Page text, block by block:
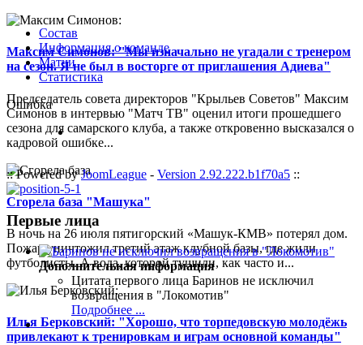
Максим Симонов: "Мы изначально не угадали с тренером
на сезон. Я не был в восторге от приглашения Адиева"
Председатель совета директоров "Крыльев Советов" Максим
Симонов в интервью "Матч ТВ" оценил итоги прошедшего
сезона для самарского клуба, а также откровенно высказался о
кадровой ошибке...
Сгорела база "Машука"
В ночь на 26 июля пятигорский «Машук-КМВ» потерял дом.
Пожар уничтожил третий этаж клубной базы, где жили
футболисты. А вода, которой тушили, как часто и...
Илья Берковский: "Хорошо, что торпедовскую молодёжь
привлекают к тренировкам и играм основной команды"
Состав
Информация о команде
Матчи
Статистика
Ошибка
:: Powered byJoomLeague - Version 2.92.222.b1f70a5 ::
Первые лица
Дополнительная информация
Цитата первого лица Баринов не исключил
возвращения в "Локомотив"
Подробнее ...